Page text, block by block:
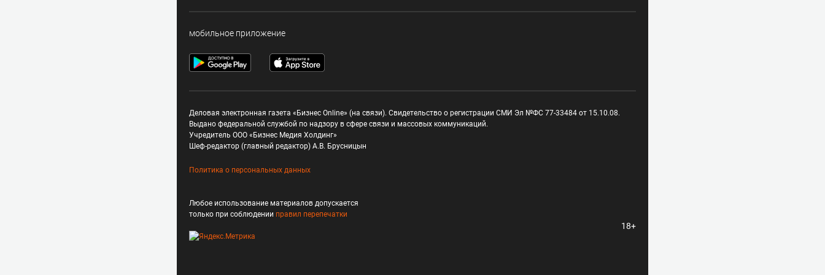
мобильное приложение
Деловая электронная газета «Бизнес Online» (на связи). Свидетельство о регистрации СМИ Эл №ФС 77-33484 от 15.10.08.
Выдано федеральной службой по надзору в сфере связи и массовых коммуникаций.
Учредитель ООО «Бизнес Медия Холдинг»
Шеф-редактор (главный редактор) А.В. Брусницын
Политика о персональных данных
Любое использование материалов допускается
только при соблюдении правил перепечатки
18+